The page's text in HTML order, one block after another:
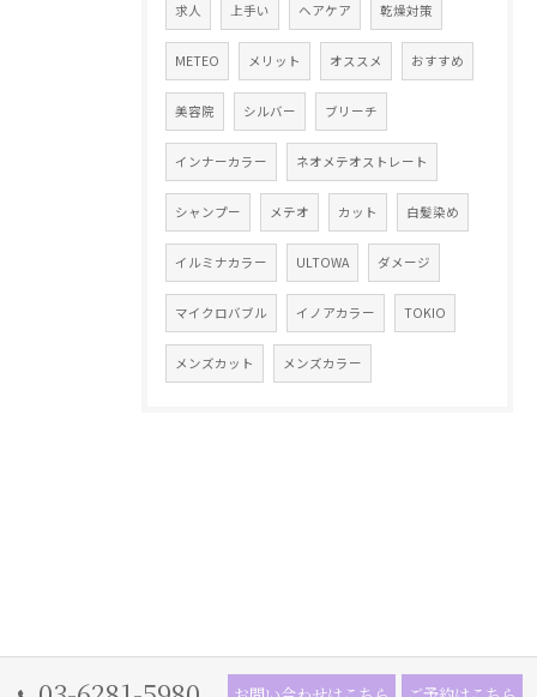
求人 上手い ヘアケア 乾燥対策
METEO メリット オススメ おすすめ
美容院 シルバー ブリーチ
インナーカラー ネオメテオストレート
シャンプー メテオ カット 白髪染め
イルミナカラー ULTOWA ダメージ
マイクロバブル イノアカラー TOKIO
メンズカット メンズカラー